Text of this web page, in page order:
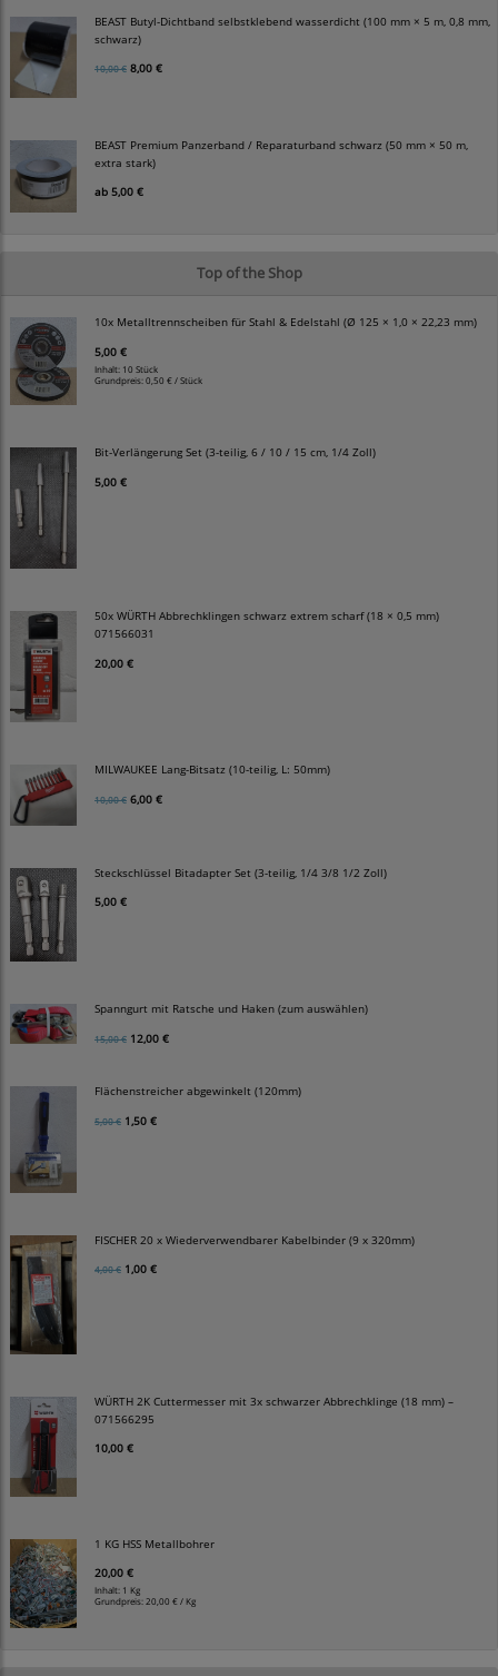
BEAST Butyl-Dichtband selbstklebend wasserdicht (100 mm × 5 m, 0,8 mm,
schwarz)
10,00 € 8,00 €
BEAST Premium Panzerband / Reparaturband schwarz (50 mm × 50 m,
extra stark)
ab 5,00 €
Top of the Shop
10x Metalltrennscheiben für Stahl & Edelstahl (Ø 125 × 1,0 × 22,23 mm)
5,00 €
Inhalt: 10 Stück
Grundpreis:0,50 € / Stück
Bit-Verlängerung Set (3-teilig, 6 / 10 / 15 cm, 1/4 Zoll)
5,00 €
50x WÜRTH Abbrechklingen schwarz extrem scharf (18 × 0,5 mm)
071566031
20,00 €
MILWAUKEE Lang-Bitsatz (10-teilig, L: 50mm)
10,00 € 6,00 €
Steckschlüssel Bitadapter Set (3-teilig, 1/4 3/8 1/2 Zoll)
5,00 €
Spanngurt mit Ratsche und Haken (zum auswählen)
15,00 € 12,00 €
Flächenstreicher abgewinkelt (120mm)
5,00 € 1,50 €
FISCHER 20 x Wiederverwendbarer Kabelbinder (9 x 320mm)
4,00 € 1,00 €
WÜRTH 2K Cuttermesser mit 3x schwarzer Abbrechklinge (18 mm) –
071566295
10,00 €
1 KG HSS Metallbohrer
20,00 €
Inhalt: 1 Kg
Grundpreis: 20,00 € / Kg